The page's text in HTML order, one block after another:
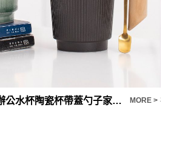
禮品推薦 創意黑陶辦公水杯陶瓷杯帶蓋勺子家用馬克杯創意情侶對杯 MORE > 禮